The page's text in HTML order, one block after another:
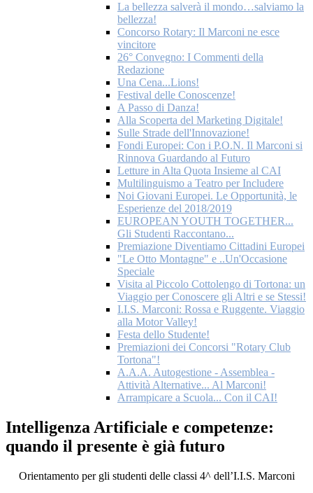
La bellezza salverà il mondo…salviamo la
bellezza!
Concorso Rotary: Il Marconi ne esce
vincitore
26° Convegno: I Commenti della
Redazione
Una Cena...Lions!
Festival delle Conoscenze!
A Passo di Danza!
Alla Scoperta del Marketing Digitale!
Sulle Strade dell'Innovazione!
Fondi Europei: Con i P.O.N. Il Marconi si
Rinnova Guardando al Futuro
Letture in Alta Quota Insieme al CAI
Multilinguismo a Teatro per Includere
Noi Giovani Europei. Le Opportunità, le
Esperienze del 2018/2019
EUROPEAN YOUTH TOGETHER...
Gli Studenti Raccontano...
Premiazione Diventiamo Cittadini Europei
"Le Otto Montagne" e ..Un'Occasione
Speciale
Visita al Piccolo Cottolengo di Tortona: un
Viaggio per Conoscere gli Altri e se Stessi!
I.I.S. Marconi: Rossa e Ruggente. Viaggio
alla Motor Valley!
Festa dello Studente!
Premiazioni dei Concorsi "Rotary Club
Tortona"!
A.A.A. Autogestione - Assemblea -
Attività Alternative... Al Marconi!
Arrampicare a Scuola... Con il CAI!
Intelligenza Artificiale e competenze:
quando il presente è già futuro
Orientamento per gli studenti delle classi 4^ dell’I.I.S. Marconi